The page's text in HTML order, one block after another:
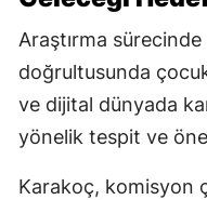
Araştırma
doğrultusunda
ve dijital dünyada
yönelik tespit ve
Karakoç, komisyon